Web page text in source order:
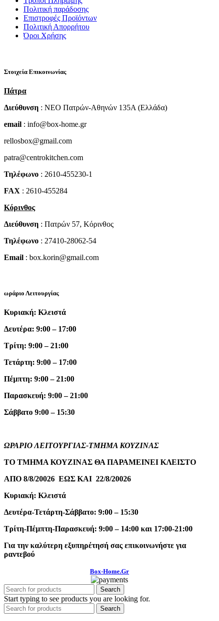
Πολιτική παράδοσης
Επιστροφές Προϊόντων
Πολιτική Απορρήτου
Όροι Χρήσης
Στοιχεία Επικοινωνίας
Πάτρα
Διεύθυνση : NEO Πατρών-Αθηνών 135Α (Ελλάδα)
email : info@box-home.gr
rellosbox@gmail.com
patra@centrokitchen.com
Τηλέφωνο : 2610-455230-1
FAX : 2610-455284
Κόρινθος
Διεύθυνση : Πατρών 57, Κόρινθος
Τηλέφωνο : 27410-28062-54
Email : box.korin@gmail.com
ωράριο Λειτουργίας
Κυριακή: Κλειστά
Δευτέρα: 9:00 – 17:00
Τρίτη: 9:00 – 21:00
Τετάρτη: 9:00 – 17:00
Πέμπτη: 9:00 – 21:00
Παρασκευή: 9:00 – 21:00
Σάββατο 9:00 – 15:30
ΩΡΑΡΙΟ ΛΕΙΤΟΥΡΓΙΑΣ-ΤΜΗΜΑ ΚΟΥΖΙΝΑΣ
ΤΟ ΤΜΗΜΑ ΚΟΥΖΙΝΑΣ ΘΑ ΠΑΡΑΜΕΙΝΕΙ ΚΛΕΙΣΤΟ
ΑΠΟ 8/8/20026 ΕΩΣ ΚΑΙ 22/8/20026
Κυριακή: Κλειστά
Δευτέρα-Τετάρτη-Σάββατο: 9:00 – 15:30
Τρίτη-Πέμπτη-Παρασκευή: 9:00 – 14:00 και 17:00-21:00
Για την καλύτερη εξυπηρέτησή σας επικοινωνήστε για
ραντεβού
Box-Home.Gr
Search
Start typing to see products you are looking for.
Search